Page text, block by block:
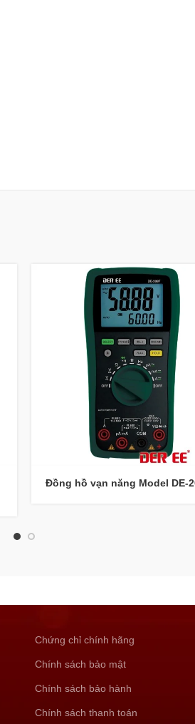
Đồng hồ vạn năng Model DE-
Chứng chỉ chính hãng
Chính sách bảo mật
Chính sách bảo hành
Chính sách thanh toán